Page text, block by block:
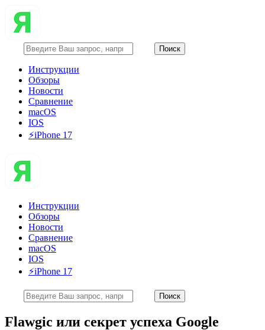
Инструкции
Обзоры
Новости
Сравнение
macOS
IOS
⚡️iPhone 17
Инструкции
Обзоры
Новости
Сравнение
macOS
IOS
⚡️iPhone 17
Flawgic или секрет успеха Google